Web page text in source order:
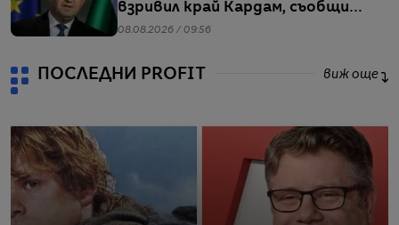
взривил край Кардам, съобщи
Радев
08.08.2026 / 09:56
ПОСЛЕДНИ PROFIT виж още